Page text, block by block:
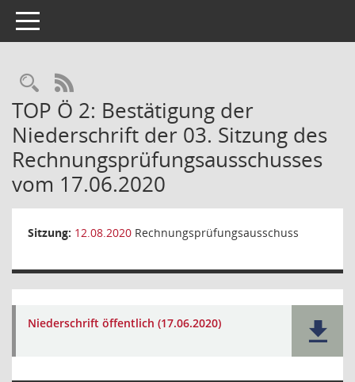
Toggle navigation
Rechercheauswahl
RSS-Feed
TOP Ö 2: Bestätigung der
Niederschrift der 03. Sitzung des
Rechnungsprüfungsausschusses
vom 17.06.2020
Sitzung: 12.08.2020 Rechnungsprüfungsausschuss
Niederschrift öffentlich (17.06.2020)